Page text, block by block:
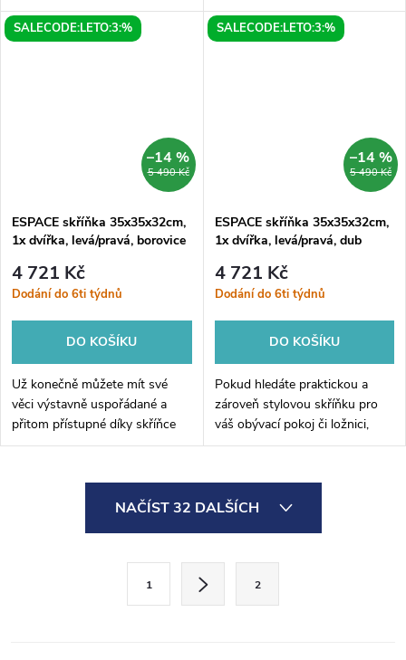
disponuje jedním dvířkem, které
lze umístit na levou nebo
S rozměry 35x35x32cm se
snadno vejde do každého
SALECODE:LETO:3:%
5 490 Kč
–14 %
ESPACE skříňka 35x35x32cm,
1x dvířka, levá/pravá, borovice
4 721 Kč
Dodání do 6ti týdnů
DO KOŠÍKU
Už konečně můžete mít své
věci výstavně uspořádané a
přitom přístupné díky skříňce
ESPACE. S rozměry 35x35x32
místnosti a s jedním
SALECODE:LETO:3:%
5 490 Kč
–14 %
ESPACE skříňka 35x35x32cm,
1x dvířka, levá/pravá, dub
4 721 Kč
Dodání do 6ti týdnů
DO KOŠÍKU
Pokud hledáte praktickou a
zároveň stylovou skříňku pro
váš obývací pokoj či ložnici,
může být ESPACE skříňka
rozměry 35x35x32cm umožní
snadno ji...
NAČÍST 32 DALŠÍCH
1 2